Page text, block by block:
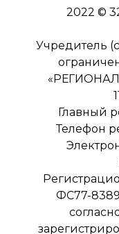
2022 ©
Учредитель
Главный
Телефон
ФС77-